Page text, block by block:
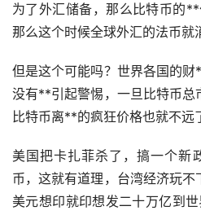
为了外汇储备，那么比特币的**
那么这个时候全球外汇的法币就
但是这个可能吗？世界各国的
没有**引起警惕，一旦比特币总
比特币离**的疯狂价格也就不远
美国把卡扎菲杀了，搞一个新
币，这就有道理，台湾经济玩不
美元想印就印想发二十万亿到